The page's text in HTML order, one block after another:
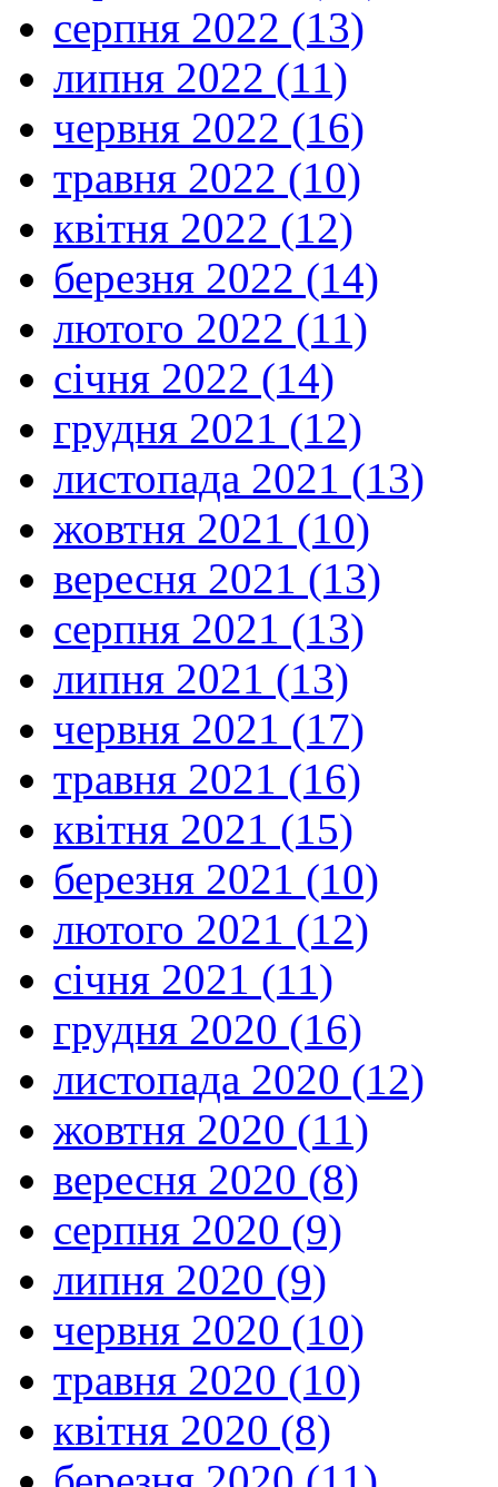
серпня 2022 (13)
липня 2022 (11)
червня 2022 (16)
травня 2022 (10)
квітня 2022 (12)
березня 2022 (14)
лютого 2022 (11)
січня 2022 (14)
грудня 2021 (12)
листопада 2021 (13)
жовтня 2021 (10)
вересня 2021 (13)
серпня 2021 (13)
липня 2021 (13)
червня 2021 (17)
травня 2021 (16)
квітня 2021 (15)
березня 2021 (10)
лютого 2021 (12)
січня 2021 (11)
грудня 2020 (16)
листопада 2020 (12)
жовтня 2020 (11)
вересня 2020 (8)
серпня 2020 (9)
липня 2020 (9)
червня 2020 (10)
травня 2020 (10)
квітня 2020 (8)